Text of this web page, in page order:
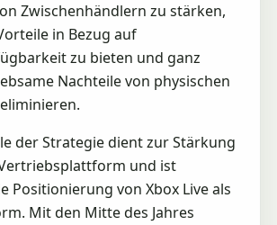
Zwischenhändlern zu stärken,
in Bezug auf
zu bieten und ganz
Nachteile von physischen
der Strategie dient zur Stärkung
und ist
Positionierung von Xbox Live als
Mit den Mitte des Jahres